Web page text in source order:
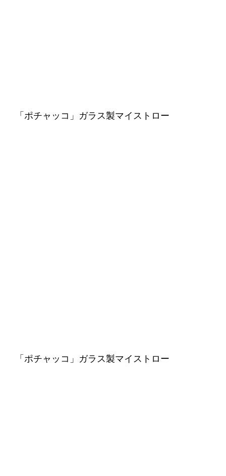
「ポチャッコ」ガラス製マイストロー
「ポチャッコ」ガラス製マイストロー